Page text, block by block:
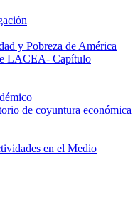
y Pobreza de América
LACEA- Capítulo
de coyuntura económica
en el Medio